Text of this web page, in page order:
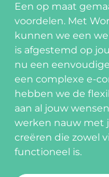
Een op maat
voordelen. Met
kunnen we een
is afgestemd op
nu een
een complexe e-
hebben we de
aan al jouw
werken nauw met
creëren die zowel
functioneel is.